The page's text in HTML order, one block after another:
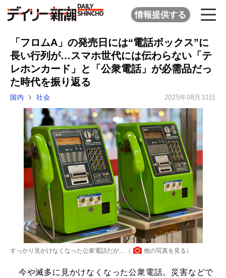
情報提供する
「フロムA」の発売日には“電話ボックス”に
長い行列が…スマホ世代には伝わらない「テ
レホンカード」と「公衆電話」が必需品だっ
た時代を振り返る
国内 社会 2025年08月31日
すっかり見かけなくなった公衆電話だが…（ 他の写真を見る ）
今や滅多に見かけなくなった公衆電話。災害などで